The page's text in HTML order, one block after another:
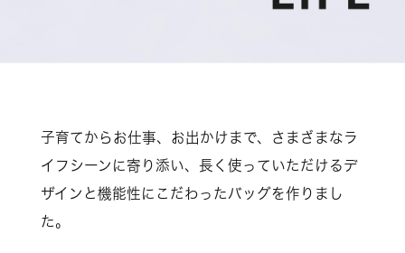
子育てからお仕事、お出かけまで、さまざまなラ
イフシーンに寄り添い、長く使っていただけるデ
ザインと機能性にこだわったバッグを作りまし
た。